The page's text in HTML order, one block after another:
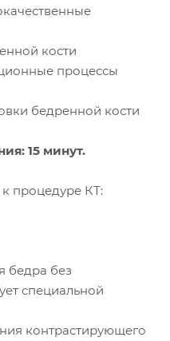
кости
процессы
бедренной кости
15 минут.
процедуре КТ:
бедра без
специальной
контрастирующего